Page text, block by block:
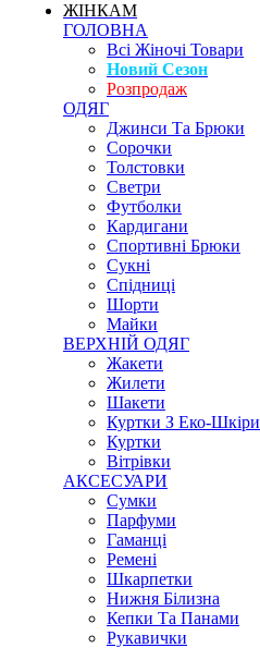
ЖІНКАМ
ГОЛОВНА
Всі Жіночі Товари
Новий Сезон
Розпродаж
ОДЯГ
Джинси Та Брюки
Сорочки
Толстовки
Светри
Футболки
Кардигани
Спортивні Брюки
Сукні
Спідниці
Шорти
Майки
ВЕРХНІЙ ОДЯГ
Жакети
Жилети
Шакети
Куртки З Еко-Шкіри
Куртки
Вітрівки
АКСЕСУАРИ
Сумки
Парфуми
Гаманці
Ремені
Шкарпетки
Нижня Білизна
Кепки Та Панами
Рукавички